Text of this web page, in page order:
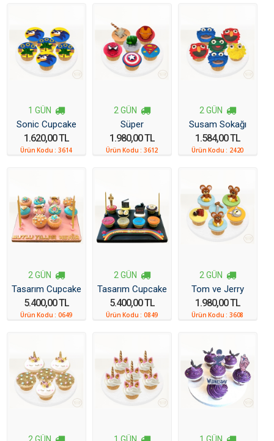
1 GÜN
Sonic Cupcake
1.620,00 TL
Ürün Kodu :3614
2 GÜN
Süper
Kahramanlar
1.980,00 TL
Ürün Kodu :3612
2 GÜN
Susam Sokağı
Cupcake
1.584,00 TL
Ürün Kodu : 2420
2 GÜN
Tasarım Cupcake
5.400,00 TL
Ürün Kodu :0649
2 GÜN
Tasarım Cupcake
5.400,00 TL
Ürün Kodu :0849
2 GÜN
Tom ve Jerry
Cupcake
1.980,00 TL
Ürün Kodu :3608